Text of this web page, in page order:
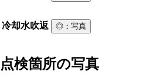
冷却水吹返 ◎ ：写真
点検箇所の写真